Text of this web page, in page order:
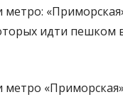
идти пешком
метро